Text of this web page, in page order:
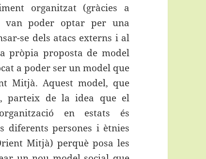
organitzat (gràcies a
van poder optar per una
se dels atacs externs i al
pròpia proposta de model
a poder ser un model que
Mitjà. Aquest model, que
parteix de la idea que el
en estats és
diferents persones i ètnies
Mitjà) perquè posa les